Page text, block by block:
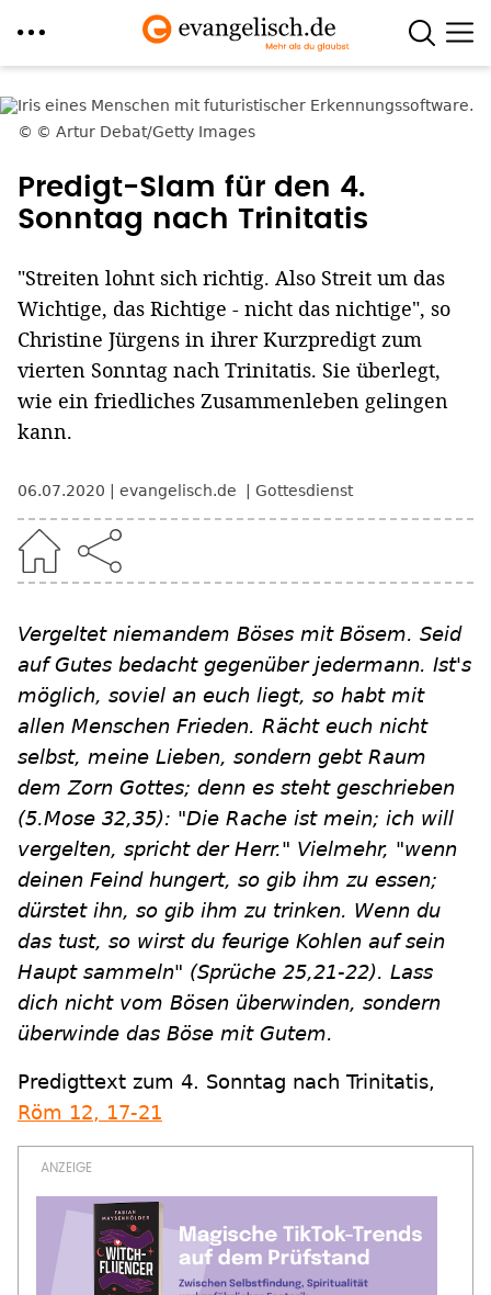
zum
Inhalt© Artur Debat/Getty Images
Predigt-Slam für den 4.
Sonntag nach Trinitatis
"Streiten lohnt sich richtig. Also Streit um das
Wichtige, das Richtige - nicht das nichtige", so
Christine Jürgens in ihrer Kurzpredigt zum
vierten Sonntag nach Trinitatis. Sie überlegt,
wie ein friedliches Zusammenleben gelingen
kann.
06.07.2020 evangelisch.de Gottesdienst
Vergeltet niemandem Böses mit Bösem. Seid
auf Gutes bedacht gegenüber jedermann. Ist's
möglich, soviel an euch liegt, so habt mit
allen Menschen Frieden. Rächt euch nicht
selbst, meine Lieben, sondern gebt Raum
dem Zorn Gottes; denn es steht geschrieben
(5.Mose 32,35): "Die Rache ist mein; ich will
vergelten, spricht der Herr." Vielmehr, "wenn
deinen Feind hungert, so gib ihm zu essen;
dürstet ihn, so gib ihm zu trinken. Wenn du
das tust, so wirst du feurige Kohlen auf sein
Haupt sammeln" (Sprüche 25,21-22). Lass
dich nicht vom Bösen überwinden, sondern
überwinde das Böse mit Gutem.
Predigttext zum 4. Sonntag nach Trinitatis,
Röm 12, 17-21